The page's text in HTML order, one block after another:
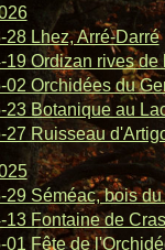
28 Lhez, Arré-Darré
19 Ordizan rives de
02 Orchidées du
23 Botanique au
27 Ruisseau
29 Séméac, bois
13 Fontaine de
01 Fête de